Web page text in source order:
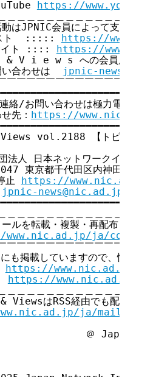
https://
はJPNIC会員によって支えら
ト  :::::
https://
ト ::::
https://
V i e w s への会員広告無料
合わせは
jpnic-
￣￣￣￣￣￣￣￣￣￣￣￣￣￣
/お問い合わせは極力電子メー
先：
https://
vol.2188 【トピックス
人 日本ネットワークインフォ
東京都千代田区内神田2-12-
止
https://www.nic.ad.jp/
jpnic-news@nic.ad.jp
を転載・複製・再配布・引用
ja/
￣￣￣￣￣￣￣￣￣￣￣￣￣￣
掲載していますので、情報共
https://www.nic.ad.jp/ja/
https://www.nic.ad.jp/ja/
はRSS経由でも配信し
ja/
＠ Japan